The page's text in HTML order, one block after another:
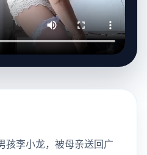
孩李小龙，被母亲送回广